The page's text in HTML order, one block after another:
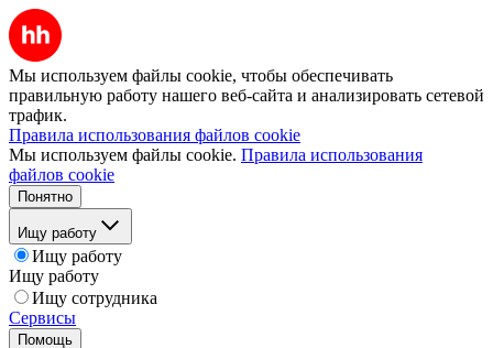
Мы используем файлы cookie, чтобы обеспечивать
правильную работу нашего веб-сайта и анализировать сетевой
трафик.
Правила использования файлов cookie
Мы используем файлы cookie. Правила использования
файлов cookie
Понятно
Ищу работу
Ищу работу
Ищу работу
Ищу сотрудника
Сервисы
Помощь